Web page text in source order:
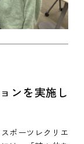
ンを実施し
ポーツレクリエ